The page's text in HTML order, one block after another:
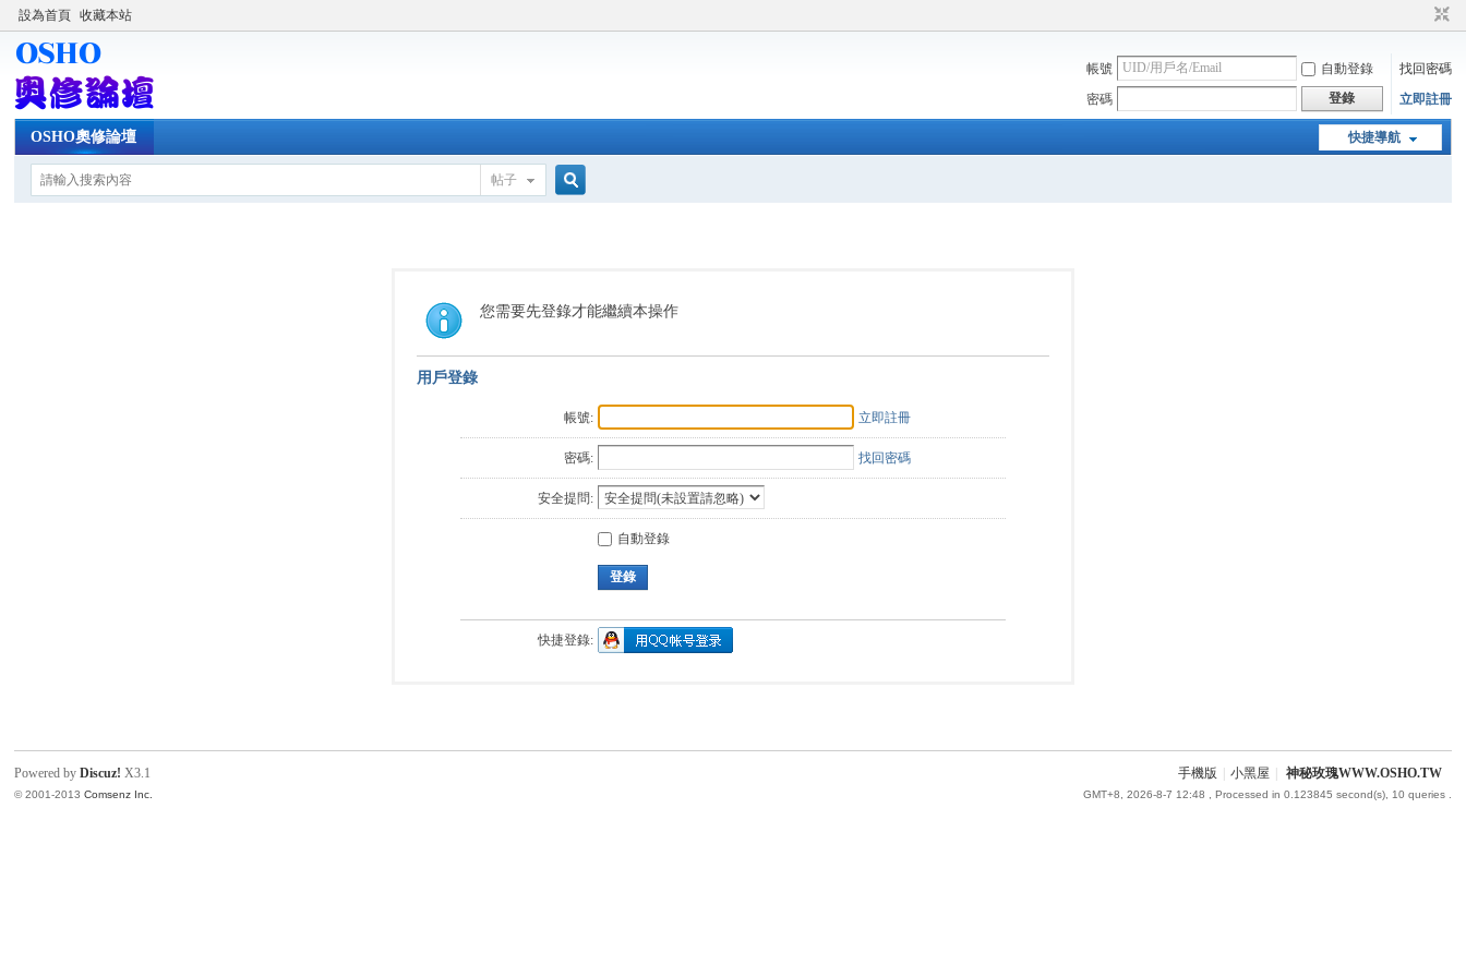
設為首頁 收藏本站
帳號 自動登錄
找回密碼
密碼
登錄 立即註冊
快捷導航
OSHO奧修論壇
帖子
索
您需要先登錄才能繼續本操作
用戶登錄
帳號: 立即註冊
密碼: 找回密碼
安全提問:
自動登錄
登錄
快捷登錄:
手機版 小黑屋 神秘玫瑰WWW.OSHO.TW
GMT+8, 2026-8-7 12:48 , Processed in 0.123845 second(s), 10 queries .
Powered byDiscuz! X3.1
© 2001-2013Comsenz Inc.